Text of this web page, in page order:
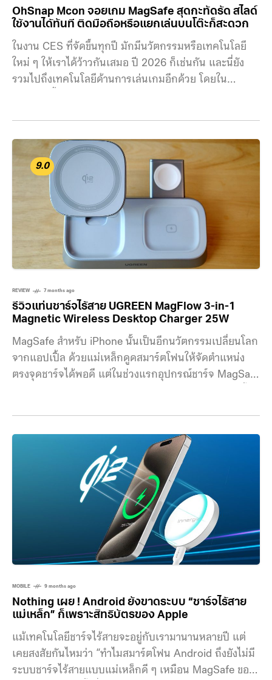
OhSnap Mcon จอยเกม MagSafe สุดกะทัดรัด สไลด์
ใช้งานได้ทันที ติดมือถือหรือแยกเล่นบนโต๊ะก็สะดวก
ในงาน CES ที่จัดขึ้นทุกปี มักมีนวัตกรรมหรือเทคโนโลยี
ใหม่ ๆ ให้เราได้ว้าวกันเสมอ ปี 2026 ก็เช่นกัน และนี่ยัง
รวมไปถึงเทคโนโลยีด้านการเล่นเกมอีกด้วย โดยใน
ครั้งนี้ ! สำหรับ OhSnap Mcon เป็นจอยเกมระบบ
MagSafe ที่ทำให้ผู้ใช้สามารถเปลี่ยนสมาร์ตโฟนให้กลาย
เป็นเครื่องเล่นเกมพกพาในเวลาเพียงไม่กี่วินาที โดยวิธีการ
ติดหลังเครื่องด้วยระบบแม่เหล็ก แทนที่การหนีบแบบจอย
รุ่นอื่น ๆ ในตลาด
9.0
REVIEW 7 months ago
รีวิวแท่นชาร์จไร้สาย UGREEN MagFlow 3-in-1
Magnetic Wireless Desktop Charger 25W
MagSafe สำหรับ iPhone นั้นเป็นอีกนวัตกรรมเปลี่ยนโลก
จากแอปเปิ้ล ด้วยแม่เหล็กดูดสมาร์ตโฟนให้จัดตำแหน่ง
ตรงจุดชาร์จได้พอดี แต่ในช่วงแรกอุปกรณ์ชาร์จ MagSafe
เหล็กออกมา ทำให้เข้าถึงได้ง่ายขึ้น ในราคาที่ถูกลง และ
UGREEN ก็เปิดตัวผลิตภัณฑ์ชุดใหม่ที่รองรับ Qi2 25W
ออกมาในชื่อตระกูลว่า MagFlow ที่เราจะรีวิวตัวแท่นชาร์จ
MOBILE 9 months ago
Nothing เผย ! Android ยังขาดระบบ “ชาร์จไร้สาย
แม่เหล็ก” ก็เพราะสิทธิบัตรของ Apple
แม้เทคโนโลยีชาร์จไร้สายจะอยู่กับเรามานานหลายปี แต่
เคยสงสัยกันไหมว่า “ทำไมสมาร์ตโฟน Android ถึงยังไม่มี
ระบบชาร์จไร้สายแบบแม่เหล็กดี ๆ เหมือน MagSafe ของ